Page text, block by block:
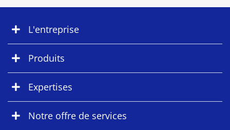
L'entreprise
Produits
Expertises
Notre offre de services